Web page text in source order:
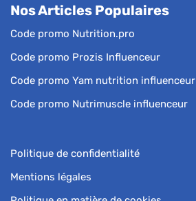
Nos Articles Populaires
Code promo Nutrition.pro
Code promo Prozis Influenceur
Code promo Yam nutrition influenceur
Code promo Nutrimuscle influenceur
Politique de confidentialité
Mentions légales